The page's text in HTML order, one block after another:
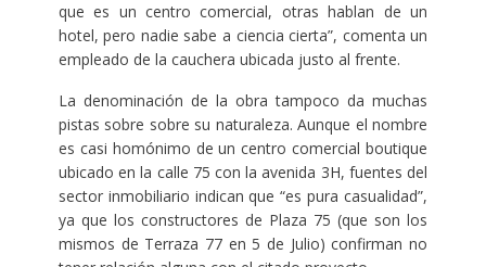
que es un centro comercial, otras hablan de un
hotel, pero nadie sabe a ciencia cierta”, comenta un
empleado de la cauchera ubicada justo al frente.
La denominación de la obra tampoco da muchas
pistas sobre sobre su naturaleza. Aunque el nombre
es casi homónimo de un centro comercial boutique
ubicado en la calle 75 con la avenida 3H, fuentes del
sector inmobiliario indican que “es pura casualidad”,
ya que los constructores de Plaza 75 (que son los
mismos de Terraza 77 en 5 de Julio) confirman no